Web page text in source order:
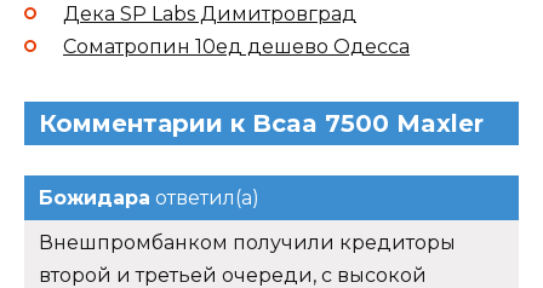
Дека SP Labs Димитровград
Cоматропин 10ед дешево Одесса
Комментарии к Bcaa 7500 Maxler
Божидара ответил(а)
Внешпромбанком получили кредиторы
второй и третьей очереди, с высокой